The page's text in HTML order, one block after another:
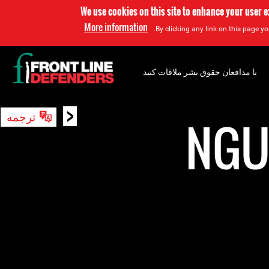
We use cookies on this site to enhance your user
By clicking any link on this page
More information
< ترجمه
با مدافعان حقوق بشر ملاقات کنید
جستجو